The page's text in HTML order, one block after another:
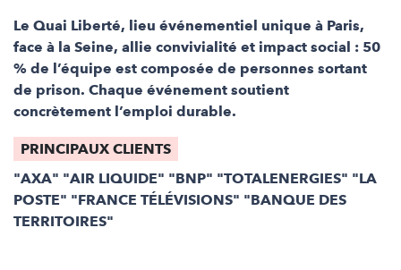
Le Quai Liberté, lieu événementiel unique à Paris,
face à la Seine, allie convivialité et impact social : 50
% de l’équipe est composée de personnes sortant
de prison. Chaque événement soutient
concrètement l’emploi durable.
PRINCIPAUX CLIENTS
"AXA" "AIR LIQUIDE" "BNP" "TOTALENERGIES" "LA
POSTE" "FRANCE TÉLÉVISIONS" "BANQUE DES
TERRITOIRES"